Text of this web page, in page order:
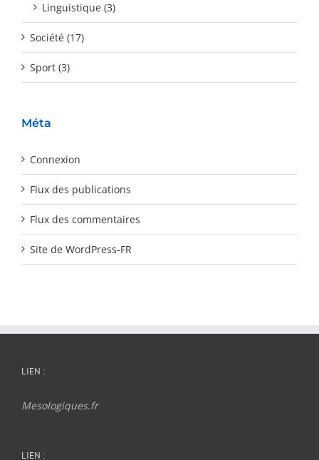
Linguistique (3)
Société (17)
Sport (3)
Méta
Connexion
Flux des publications
Flux des commentaires
Site de WordPress-FR
LIEN :
Mesologiques.fr
LIEN :